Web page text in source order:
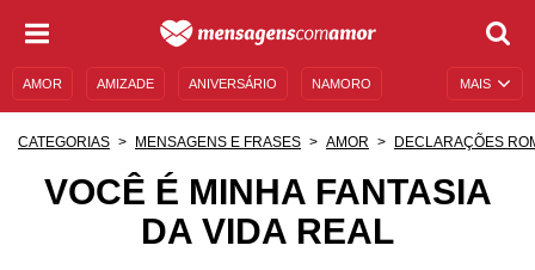
MAIS
AMOR AMIZADE ANIVERSÁRIO NAMORO
UNIVERSO FEMININO
MENSAGENS E FRASES MENSAGENS DE ANIVERSÁRIO
CATEGORIAS MENSAGENS E FRASES AMOR DECLARAÇÕES
VOCÊ É MINHA FANTASIA
DA VIDA REAL